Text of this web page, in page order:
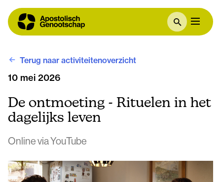
Terug naar activiteitenoverzicht
10 mei 2026
De ontmoeting - Rituelen in het
dagelijks leven
Online via YouTube